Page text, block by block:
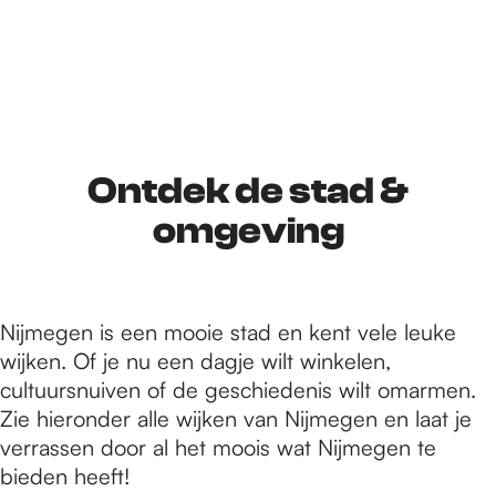
h
o
Ontdek de stad &
omgeving
Nijmegen is een mooie stad en kent vele leuke
wijken. Of je nu een dagje wilt winkelen,
cultuursnuiven of de geschiedenis wilt omarmen.
Zie hieronder alle wijken van Nijmegen en laat je
verrassen door al het moois wat Nijmegen te
bieden heeft!